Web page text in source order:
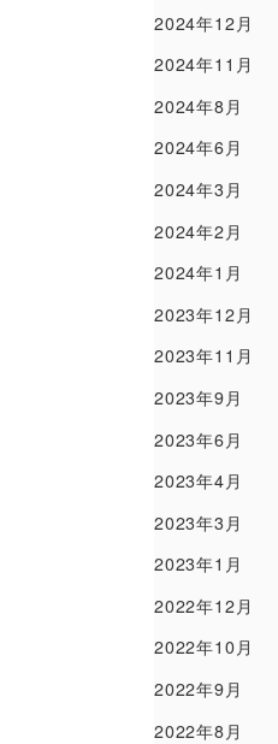
2024年12月
2024年11月
2024年8月
2024年6月
2024年3月
2024年2月
2024年1月
2023年12月
2023年11月
2023年9月
2023年6月
2023年4月
2023年3月
2023年1月
2022年12月
2022年10月
2022年9月
2022年8月